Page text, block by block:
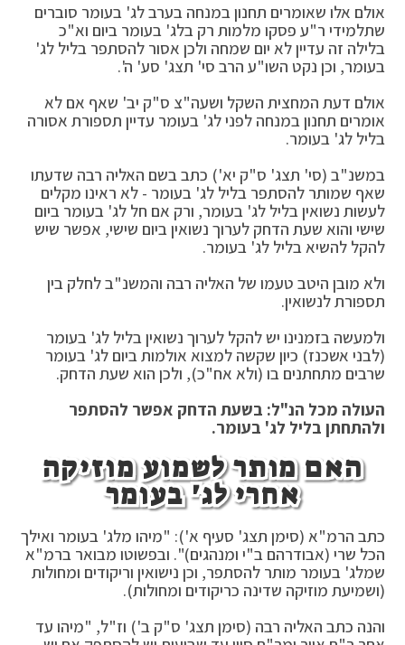
אולם אלו שאומרים תחנון במנחה בערב לג' בעומר סוברים
שתלמידי ר"ע פסקו מלמות רק בלג' בעומר ביום וא"כ
בלילה זה עדיין לא יום שמחה ולכן אסור להסתפר בליל לג'
בעומר, וכן נקט השו"ע הרב סי' תצג' סע' ה'.
אולם דעת המחצית השקל ושעה"צ ס"ק יב' שאף אם לא
אומרים תחנון במנחה לפני לג' בעומר עדיין תספורת אסורה
בליל לג' בעומר.
במשנ"ב (סי' תצג' ס"ק יא') כתב בשם האליה רבה שדעתו
שאף שמותר להסתפר בליל לג' בעומר - לא ראינו מקלים
לעשות נשואין בליל לג' בעומר, ורק אם חל לג' בעומר ביום
שישי והוא שעת הדחק לערוך נשואין ביום שישי, אפשר שיש
להקל להשיא בליל לג' בעומר.
ולא מובן היטב טעמו של האליה רבה והמשנ"ב לחלק בין
תספורת לנשואין.
ולמעשה בזמנינו יש להקל לערוך נשואין בליל לג' בעומר
(לבני אשכנז) כיון שקשה למצוא אולמות ביום לג' בעומר
שרבים מתחתנים בו (ולא אח"כ), ולכן הוא שעת הדחק.
העולה מכל הנ"ל: בשעת הדחק אפשר להסתפר
ולהתחתן בליל לג' בעומר.
האם מותר לשמוע מוזיקה
אחרי לג' בעומר
כתב הרמ"א (סימן תצג' סעיף א'): "מיהו מלג' בעומר ואילך
הכל שרי (אבודרהם ב"י ומנהגים)". ובפשוטו מבואר ברמ"א
שמלג' בעומר מותר להסתפר, וכן נישואין וריקודים ומחולות
(ושמיעת מוזיקה שדינה כריקודים ומחולות).
והנה כתב האליה רבה (סימן תצג' ס"ק ב') וז"ל, "מיהו עד